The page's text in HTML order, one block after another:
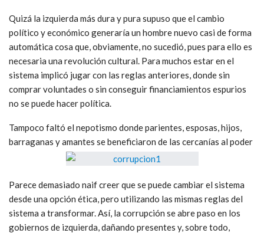
Quizá la izquierda más dura y pura supuso que el cambio
político y económico generaría un hombre nuevo casi de forma
automática cosa que, obviamente, no sucedió, pues para ello es
necesaria una revolución cultural. Para muchos estar en el
sistema implicó jugar con las reglas anteriores, donde sin
comprar voluntades o sin conseguir financiamientos espurios
no se puede hacer política.
Tampoco faltó el nepotismo donde parientes, esposas, hijos,
barraganas y amantes se beneficiaron de las cercanías al poder
Parece demasiado naif creer que se puede cambiar el sistema
desde una opción ética, pero utilizando las mismas reglas del
sistema a transformar. Así, la corrupción se abre paso en los
gobiernos de izquierda, dañando presentes y, sobre todo,